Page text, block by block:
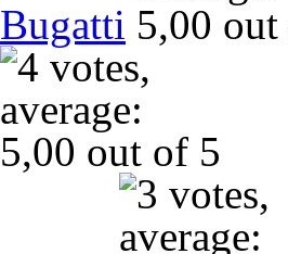
Bugatti